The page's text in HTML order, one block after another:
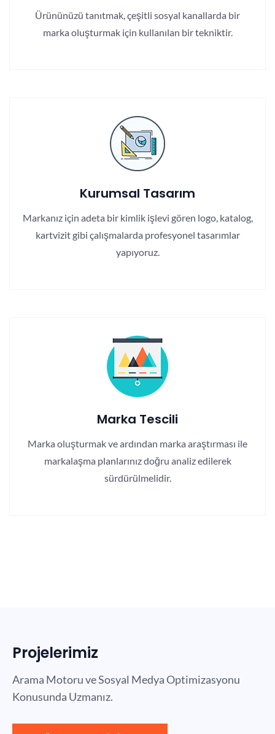
Ürününüzü tanıtmak, çeşitli sosyal kanallarda bir
marka oluşturmak için kullanılan bir tekniktir.
Kurumsal Tasarım
Markanız için adeta bir kimlik işlevi gören logo, katalog,
kartvizit gibi çalışmalarda profesyonel tasarımlar
yapıyoruz.
Marka Tescili
Marka oluşturmak ve ardından marka araştırması ile
markalaşma planlarınız doğru analiz edilerek
sürdürülmelidir.
Projelerimiz
Arama Motoru ve Sosyal Medya Optimizasyonu
Konusunda Uzmanız.